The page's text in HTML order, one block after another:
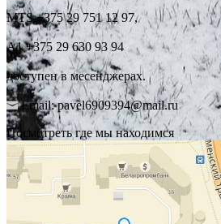
MTS +375 29 751 12 97,
А1 +375 29 630 93 94
доступен в месенджерах.
Email: pavel6909394@mail.ru
Посмотреть где мы находимся